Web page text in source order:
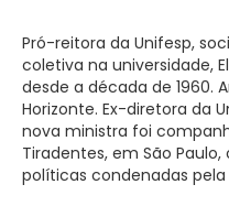
Pró-reitora da Unifesp,
coletiva na universidade,
desde a década de 1960.
Horizonte. Ex-diretora da
nova ministra foi
Tiradentes, em São
políticas condenadas